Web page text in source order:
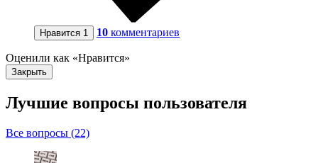
Нравится 1 10 комментариев
Оценили как «Нравится»
Закрыть
Лучшие вопросы пользователя
Все вопросы (22)